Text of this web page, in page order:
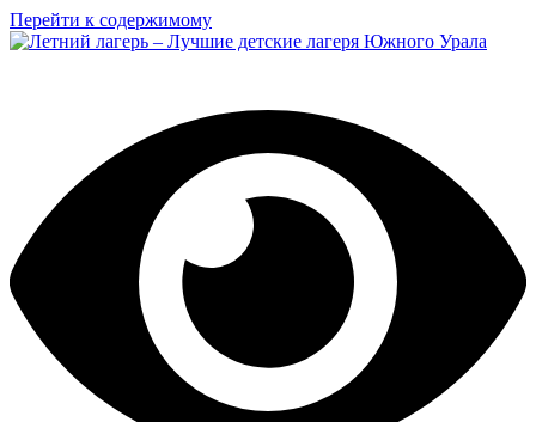
Перейти к содержимому